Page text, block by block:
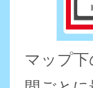
マップ